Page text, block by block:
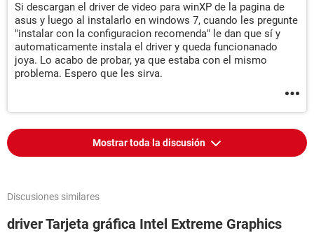
Si descargan el driver de video para winXP de la pagina de
asus y luego al instalarlo en windows 7, cuando les pregunte
"instalar con la configuracion recomenda" le dan que sí y
automaticamente instala el driver y queda funcionanado
joya. Lo acabo de probar, ya que estaba con el mismo
problema. Espero que les sirva.
Mostrar toda la discusión
Discusiones similares
driver Tarjeta gráfica Intel Extreme Graphics